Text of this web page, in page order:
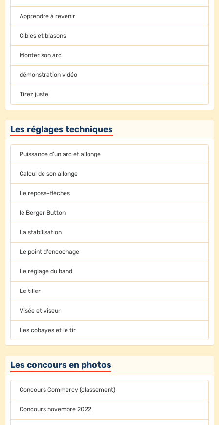
Apprendre à revenir
Cibles et blasons
Monter son arc
démonstration vidéo
Tirez juste
Les réglages techniques
Puissance d'un arc et allonge
Calcul de son allonge
Le repose-flèches
le Berger Button
La stabilisation
Le point d'encochage
Le réglage du band
Le tiller
Visée et viseur
Les cobayes et le tir
Les concours en photos
Concours Commercy (classement)
Concours novembre 2022